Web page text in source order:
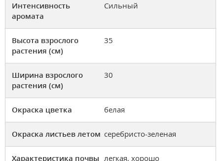
Интенсивность
аромата
Сильный
Высота взрослого
растения (см)
35
Ширина взрослого
растения (см)
30
Окраска цветка белая
Окраска листьев летом серебристо-зеленая
Характеристика почвы легкая, хорошо